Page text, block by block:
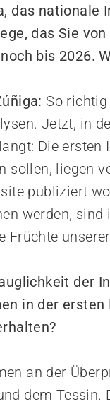
das
das Sie
bis 2026.
So
Jetzt, in
Die
sollen, liegen
publiziert
werden, sind
Früchte
der
in der
an der
dem Tessin.